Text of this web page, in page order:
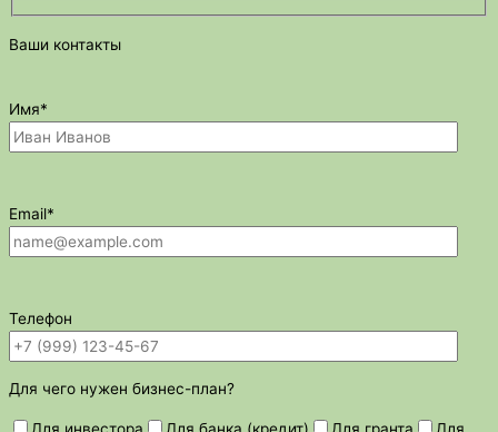
Ваши контакты
Имя*
Email*
Телефон
Для чего нужен бизнес-план?